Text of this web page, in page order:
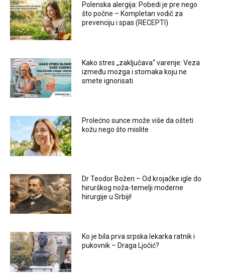
Polenska alergija: Pobedi je pre nego
što počne – Kompletan vodič za
prevenciju i spas (RECEPTI)
Kako stres „zaključava“ varenje: Veza
između mozga i stomaka koju ne
smete ignorisati
Prolećno sunce može više da ošteti
kožu nego što mislite
Dr Teodor Božen – Od krojačke igle do
hirurškog noža-temelji moderne
hirurgije u Srbiji!
Ko je bila prva srpska lekarka ratnik i
pukovnik – Draga Ljočić?